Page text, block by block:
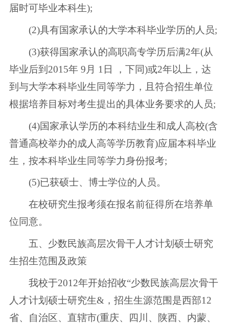
届时可毕业本科生);
(2)具有国家承认的大学本科毕业学历的人员;
(3)获得国家承认的高职高专学历后满2年(从
毕业后到2015年 9月 1日 ，下同)或2年以上，达
到与大学本科毕业生同等学力，且符合招生单位
根据培养目标对考生提出的具体业务要求的人员;
(4)国家承认学历的本科结业生和成人高校(含
普通高校举办的成人高等学历教育)应届本科毕业
生，按本科毕业生同等学力身份报考;
(5)已获硕士、博士学位的人员。
在校研究生报考须在报名前征得所在培养单
位同意。
五、少数民族高层次骨干人才计划硕士研究
生招生范围及政策
我校于2012年开始招收“少数民族高层次骨干
人才计划硕士研究生&，招生生源范围是西部12
省、自治区、直辖市(重庆、四川、陕西、内蒙、